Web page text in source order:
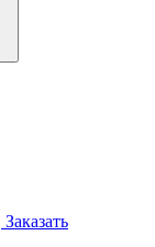
Заказать